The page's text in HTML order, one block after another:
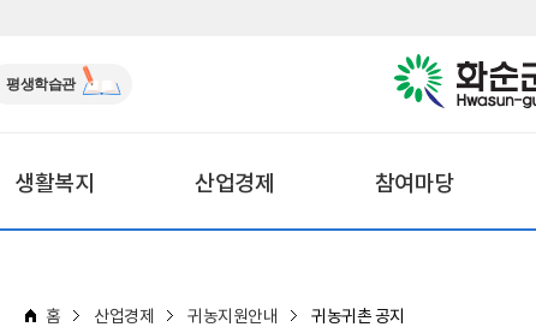
평생학습관
생활복지 산업경제 참여마당
홈 산업경제 귀농지원안내 귀농귀촌 공지